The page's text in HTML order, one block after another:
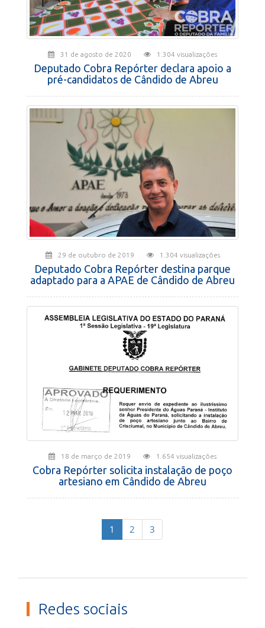
31 de agosto de 2020 1.304 visualizações
Deputado Cobra Repórter declara apoio a
pré-candidatos de Cândido de Abreu
29 de outubro de 2019 1.304 visualizações
Deputado Cobra Repórter destina parque
adaptado para a APAE de Cândido de Abreu
18 de março de 2019 1.654 visualizações
Cobra Repórter solicita instalação de poço
artesiano em Cândido de Abreu
1 (current)
2 3
Redes sociais